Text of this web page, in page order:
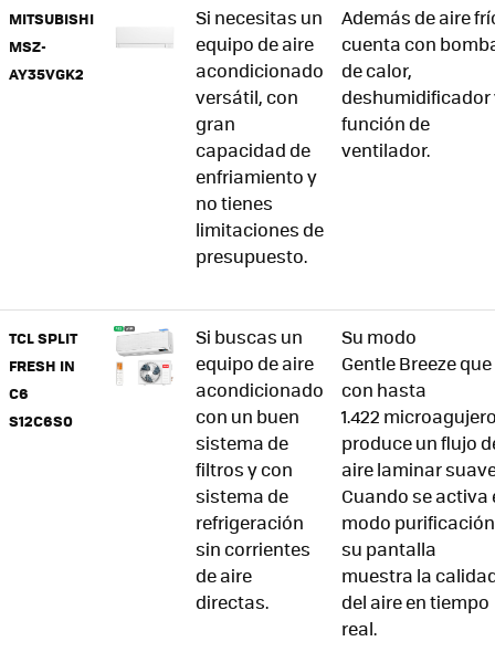
MITSUBISHI
MSZ-
AY35VGK2
Si necesitas un
equipo de aire
acondicionado
versátil, con
gran
capacidad de
enfriamiento y
no tienes
limitaciones de
presupuesto.
Además de aire
cuenta con
de calor,
deshumidificador
función de
ventilador.
TCL SPLIT
FRESH IN
C6
S12C6S0
Si buscas un
equipo de aire
acondicionado
con un buen
sistema de
filtros y con
sistema de
refrigeración
sin corrientes
de aire
directas.
Su modo
Gentle Breeze que
con hasta
1.422
produce un flujo
aire laminar
Cuando se activa
modo
su pantalla
muestra la
del aire en tiempo
real.